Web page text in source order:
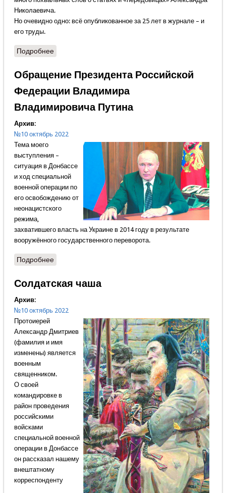
Николаевича.
Но очевидно одно: всё опубликованное за 25 лет в журнале – и
его труды.
Подробнеео Семьдесят пять и двадцать пять – СТО!
Обращение Президента Российской
Федерации Владимира
Владимировича Путина
Архив:
№10 октябрь 2022
Тема моего
выступления –
ситуация в Донбассе
и ход специальной
военной операции по
его освобождению от
неонацистского
режима,
захватившего власть на Украине в 2014 году в результате
вооружённого государственного переворота.
Подробнеео Обращение Президента Российской Федерации
Солдатская чаша
Архив:
№10 октябрь 2022
Протоиерей
Александр Дмитриев
(фамилия и имя
изменены) является
военным
священником.
О своей
командировке в
район проведения
российскими
войсками
специальной военной
операции в Донбассе
он рассказал нашему
внештатному
корреспонденту